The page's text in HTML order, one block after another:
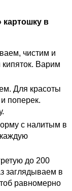
картошку в
чистим и
Варим
Для красоты
поперек.
с налитым в
до 200
заглядываем в
равномерно